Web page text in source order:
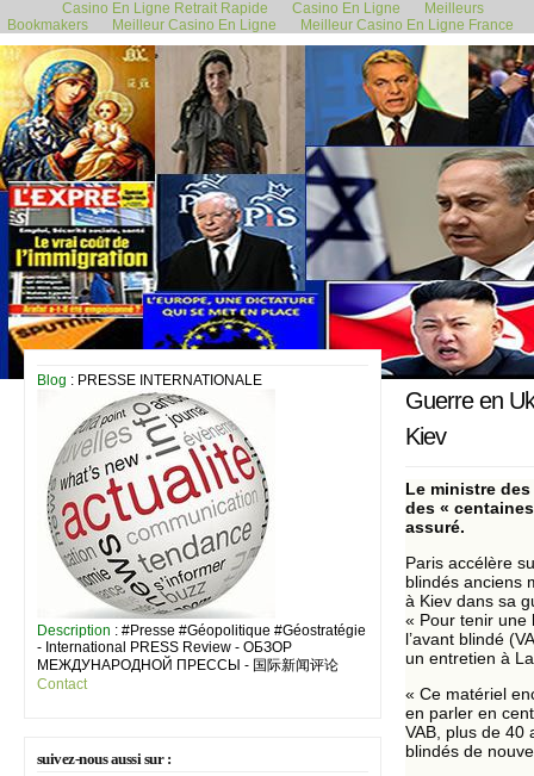
Casino En Ligne Retrait Rapide Casino En Ligne
Meilleurs
Bookmakers
Meilleur Casino En Ligne Meilleur Casino En Ligne France
Blog : PRESSE INTERNATIONALE
Description : #Presse #Géopolitique #Géostratégie
- International PRESS Review - ОБЗОР
МЕЖДУНАРОДНОЙ ПРЕССЫ - 国际新闻评论
Contact
suivez-nous aussi sur :
31 mars 2024
Guerre en
Kiev
Le ministre
des «
assuré.
Paris accélère
blindés anciens
à Kiev dans sa
« Pour tenir une
l’avant blindé
un entretien à
« Ce matériel
en parler en
VAB, plus de 40
blindés de